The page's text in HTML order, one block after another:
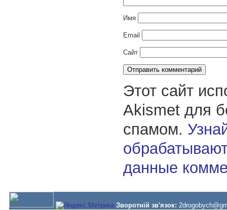
Имя
Email
Сайт
Этот сайт
Akismet для
спамом.
данные
Зворотній зв'язок: